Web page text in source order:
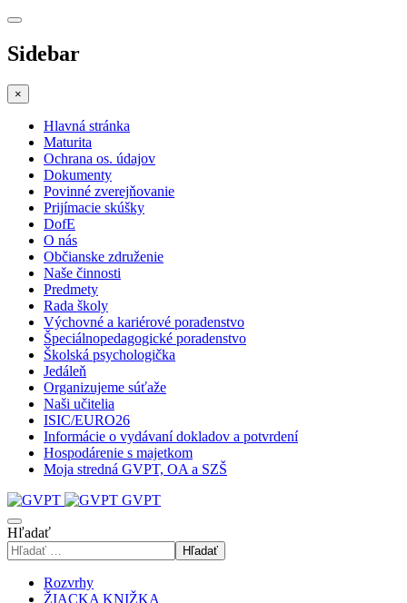
Sidebar
×
Hlavná stránka
Maturita
Ochrana os. údajov
Dokumenty
Povinné zverejňovanie
Prijímacie skúšky
DofE
O nás
Občianske združenie
Naše činnosti
Predmety
Rada školy
Výchovné a kariérové poradenstvo
Špeciálnopedagogické poradenstvo
Školská psychologička
Jedáleň
Organizujeme súťaže
Naši učitelia
ISIC/EURO26
Informácie o vydávaní dokladov a potvrdení
Hospodárenie s majetkom
Moja stredná GVPT, OA a SZŠ
GVPT
Hľadať
Hľadať
Rozvrhy
ŽIACKA KNIŽKA